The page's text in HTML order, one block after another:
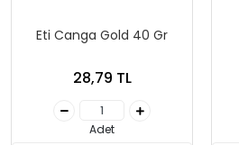
Eti Canga Gold 40 Gr
28,79 TL
Adet